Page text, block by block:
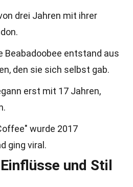
drei Jahren mit ihrer
Beabadoobee entstand aus
den sie sich selbst gab.
erst mit 17 Jahren,
wurde 2017
ging viral.
und Stil